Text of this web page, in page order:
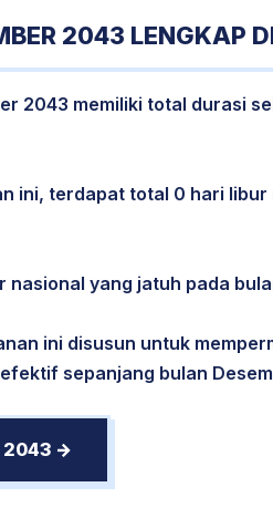
2043 LENGKAP
2043 memiliki total durasi
ini, terdapat total 0 hari
nasional yang jatuh pada
ini disusun untuk
sepanjang bulan
2043 →